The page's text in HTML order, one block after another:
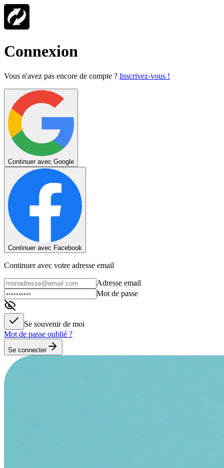
Connexion
Vous n'avez pas encore de compte ? Inscrivez-vous !
Continuer avec Google
Continuer avec Facebook
Continuer avec votre adresse email
Adresse email
Mot de passe
Se souvenir de moi
Mot de passe oublié ?
Se connecter